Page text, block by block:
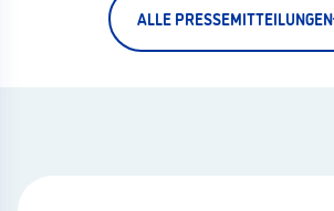
ALLE PRESSEMITTEILUNGEN